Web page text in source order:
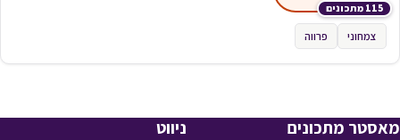
115 מתכונים
צמחוני פרווה
מאסטר מתכונים ניווט